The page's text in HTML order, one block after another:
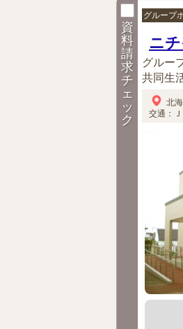
資
料
請
求
チ
ェ
ッ
ク
グループ
ニ
グルー
共同生
北
交通：